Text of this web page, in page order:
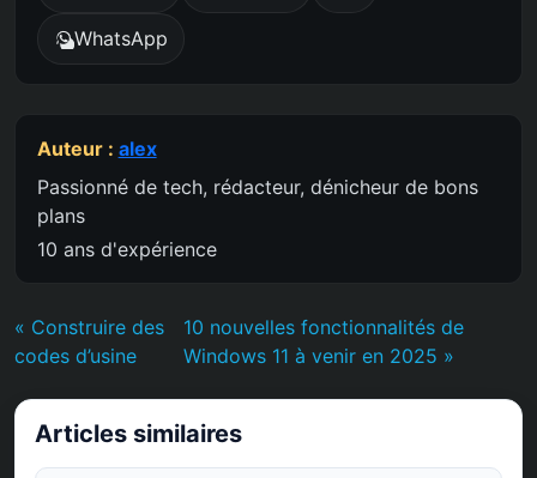
WhatsApp
Auteur : alex
Passionné de tech, rédacteur, dénicheur de bons
plans
10 ans d'expérience
« Construire des
codes d’usine
10 nouvelles fonctionnalités de
Windows 11 à venir en 2025 »
Articles similaires